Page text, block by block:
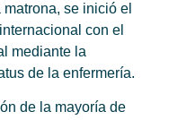
se inició el
con el
mediante la
de la enfermería.
de la mayoría de